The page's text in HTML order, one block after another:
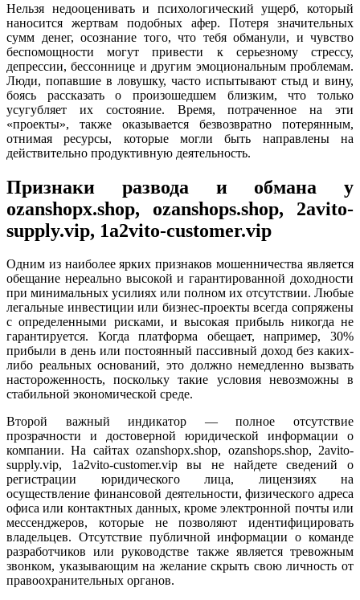
Нельзя недооценивать и психологический ущерб, который
наносится жертвам подобных афер. Потеря значительных
сумм денег, осознание того, что тебя обманули, и чувство
беспомощности могут привести к серьезному стрессу,
депрессии, бессоннице и другим эмоциональным проблемам.
Люди, попавшие в ловушку, часто испытывают стыд и вину,
боясь рассказать о произошедшем близким, что только
усугубляет их состояние. Время, потраченное на эти
«проекты», также оказывается безвозвратно потерянным,
отнимая ресурсы, которые могли быть направлены на
действительно продуктивную деятельность.
Признаки развода и обмана у
ozanshopx.shop, ozanshops.shop, 2avito-
supply.vip, 1a2vito-customer.vip
Одним из наиболее ярких признаков мошенничества является
обещание нереально высокой и гарантированной доходности
при минимальных усилиях или полном их отсутствии. Любые
легальные инвестиции или бизнес-проекты всегда сопряжены
с определенными рисками, и высокая прибыль никогда не
гарантируется. Когда платформа обещает, например, 30%
прибыли в день или постоянный пассивный доход без каких-
либо реальных оснований, это должно немедленно вызвать
настороженность, поскольку такие условия невозможны в
стабильной экономической среде.
Второй важный индикатор — полное отсутствие
прозрачности и достоверной юридической информации о
компании. На сайтах ozanshopx.shop, ozanshops.shop, 2avito-
supply.vip, 1a2vito-customer.vip вы не найдете сведений о
регистрации юридического лица, лицензиях на
осуществление финансовой деятельности, физического адреса
офиса или контактных данных, кроме электронной почты или
мессенджеров, которые не позволяют идентифицировать
владельцев. Отсутствие публичной информации о команде
разработчиков или руководстве также является тревожным
звонком, указывающим на желание скрыть свою личность от
правоохранительных органов.